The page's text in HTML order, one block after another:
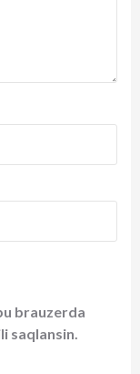
brauzerda
saqlansin.